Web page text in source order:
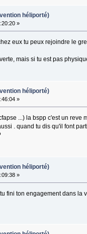
héliporté)
»
eux tu peux rejoindre le
mais si tu est pas
héliporté)
»
...) la bspp c'est un reve
. quand tu dis qu'il font
héliporté)
»
fini ton engagement dans la